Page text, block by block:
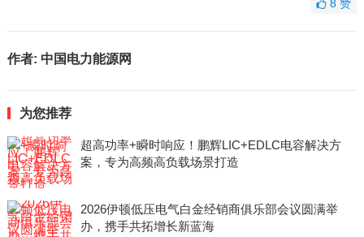
8赞
作者: 中国电力能源网
为您推荐
超高功率+瞬时响应！鹏辉LIC+EDLC电容解决方
案，专为高频高负载场景打造
2026伊顿低压电气白金经销商俱乐部会议圆满举
办，携手共拓增长新蓝海